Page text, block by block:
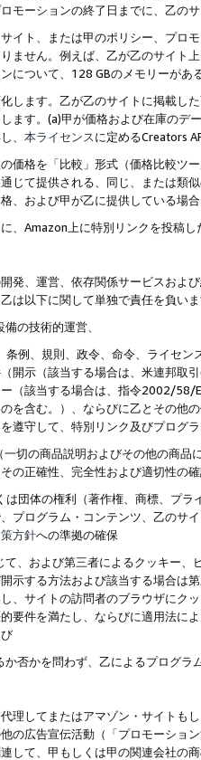
モーションの終了日までに、乙の
イト、または甲のポリシー、プロ
ません。例えば、乙が乙のサイト
について、128 GBのメモリーがあ
します。乙が乙のサイトに掲載し
ます。(a)甲が価格および在庫の
、 本ライセンスに定めるCreators
価格を「比較」形式（価格比較ツ
じて提供される、同じ、または類
、および甲が乙に提供している場
、Amazon上に特別リンクを投稿
発、運営、依存関係サービスおよ
は以下に関して単独で責任を負い
の技術的運営、
条例、規則、政令、命令、ライセ
開示（該当する場合は、米連邦取
（該当する場合は、指令2002/58/
を含む。）、ならびに乙とその他
遵守して、特別リンク及びプログ
切の商品説明およびその他の商
の正確性、完全性および適切性の
は団体の権利（著作権、商標、プ
プログラム・コンテンツ、乙のサ
方針への準拠の確保
、および第三者によるクッキー
示する方法および該当する場合は
、サイトの訪問者のブラウザにク
要件を満たし、ならびに適用法に
か否かを問わず、乙によるプログ
理してまたはアマゾン・サイトも
の広告宣伝活動（「プロモーショ
して、甲もしくは甲の関連会社の